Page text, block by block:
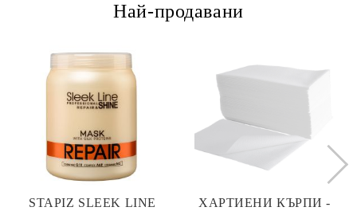
Най-продавани
STAPIZ SLEEK LINE
ХАРТИЕНИ КЪРПИ -